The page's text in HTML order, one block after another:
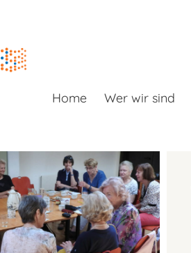
Home Wer wir sind